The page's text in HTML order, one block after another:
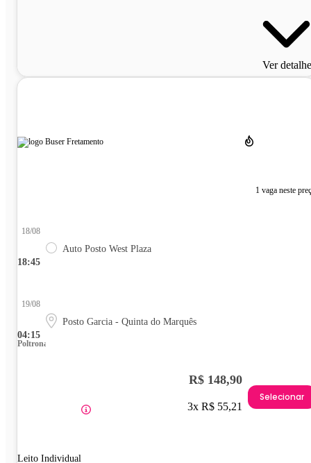
Ver
1 vaga neste
18:45
18/08
Auto Posto West Plaza
04:15
19/08
Posto Garcia - Quinta do Marquês
Poltrona
Leito Individual
R$ 148,90
3x R$ 55,21
Selecionar